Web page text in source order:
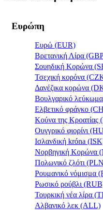
Ευρώπη
Ευρώ (EUR)
Βρετανική Λίρα
Σουηδική Κορώνα
Τσεχική κορόνα
Δανέζικα κορώνα
Βουλγαρικό
Ελβετικό φράγκο
Κούνα της Κροατίας
Ουγγρικό φιορίνι
Ισλανδική króna
Νορβηγική Κορώνα
Πολωνικό ζλότι
Ρουμανικό νόμισμα
Ρωσικό ρούβλι
Τουρκική νέα λίρα
Αλβανικό λεκ (ALL)